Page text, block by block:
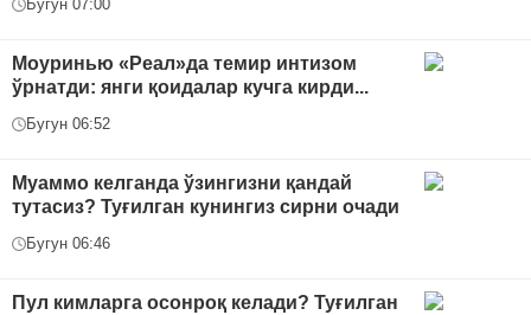
Бугун 07:00
Моуринью «Реал»да темир интизом
ўрнатди: янги қоидалар кучга кирди...
Бугун 06:52
Муаммо келганда ўзингизни қандай
тутасиз? Туғилган кунингиз сирни очади
Бугун 06:46
Пул кимларга осонроқ келади? Туғилган